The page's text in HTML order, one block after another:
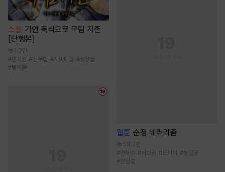
소설 기연 독식으로 무림 지존
[단행본]
1.3만
#먼치킨 #신무협 #사이다물 #성장물
#빙의물
웹툰 순정 테러리즘
58.2만
#연하수 #서브공 #드라마 #능글공
#연상공